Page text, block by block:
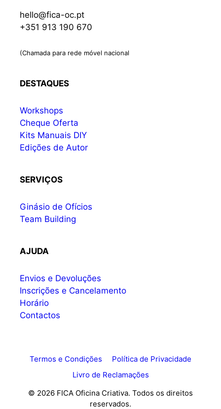
hello@fica-oc.pt
+351 913 190 670
(Chamada para rede móvel nacional
DESTAQUES
Workshops
Cheque Oferta
Kits Manuais DIY
Edições de Autor
SERVIÇOS
Ginásio de Ofícios
Team Building
AJUDA
Envios e Devoluções
Inscrições e Cancelamento
Horário
Contactos
Termos e Condições
Política de Privacidade
Livro de Reclamações
© 2026 FICA Oficina Criativa. Todos os direitos
reservados.